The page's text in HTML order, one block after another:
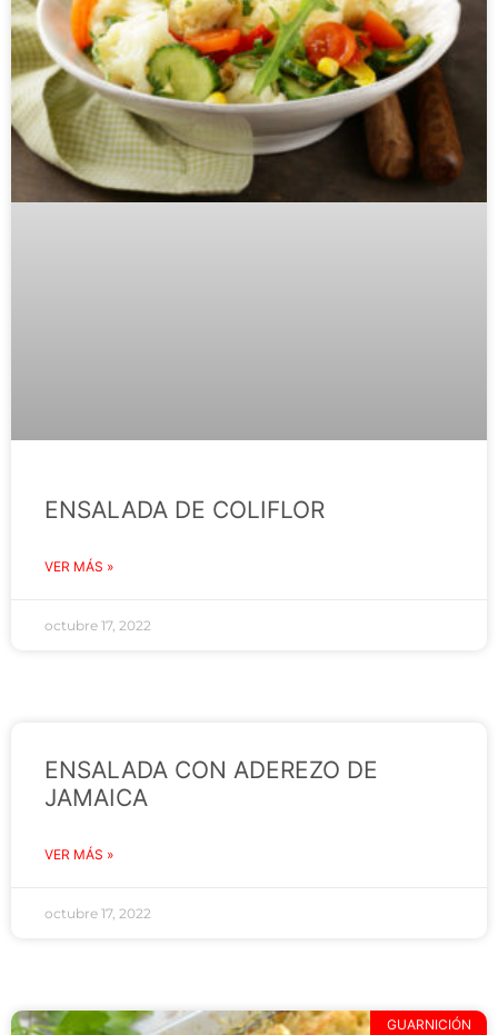
ENSALADA DE COLIFLOR
VER MÁS »
octubre 17, 2022
ENSALADA CON ADEREZO DE
JAMAICA
VER MÁS »
octubre 17, 2022
GUARNICIÓN